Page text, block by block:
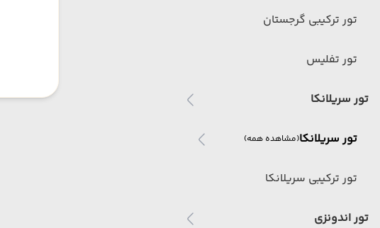
تور ترکیبی گرجستان
تور تفلیس
تور سریلانکا
تور سریلانکا(مشاهده همه)
تور ترکیبی سریلانکا
تور اندونزی